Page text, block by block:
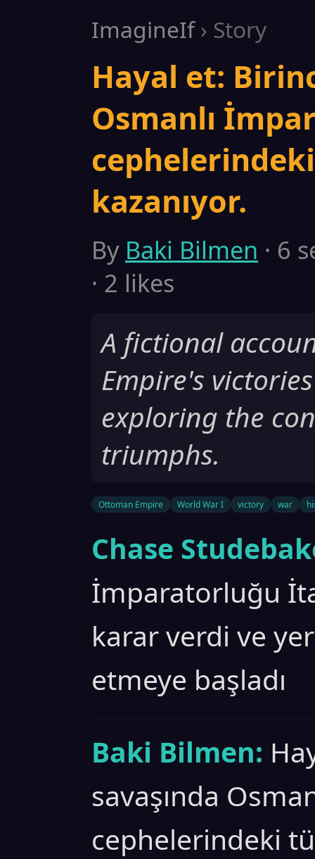
ImagineIf› Story
Hayal et:
Osmanlı
kazanıyor.
By Baki Bilmen · 6
· 2 likes
A fictional
Empire's
exploring the
triumphs.
Ottoman Empire World War I victory war
Chase
İmparatorluğu
karar verdi ve
etmeye başladı
Baki Bilmen:
savaşında
cephelerindeki